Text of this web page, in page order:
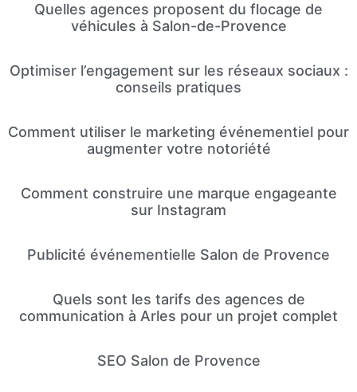
Quelles agences proposent du flocage de
véhicules à Salon-de-Provence
Optimiser l’engagement sur les réseaux sociaux :
conseils pratiques
Comment utiliser le marketing événementiel pour
augmenter votre notoriété
Comment construire une marque engageante
sur Instagram
Publicité événementielle Salon de Provence
Quels sont les tarifs des agences de
communication à Arles pour un projet complet
SEO Salon de Provence